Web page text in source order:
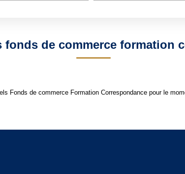
fonds de commerce formation
Fonds de commerce Formation Correspondance pour le